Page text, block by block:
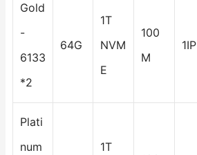
Gold
-
6133
*2
64G
1T
NVM
E
100
M
1IP
Plati
num
1T